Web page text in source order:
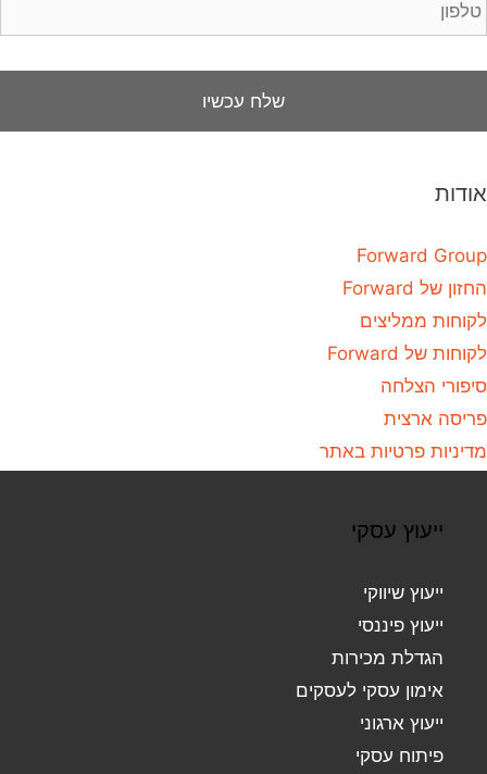
אודות
Forward Group
החזון של Forward
לקוחות ממליצים
לקוחות של Forward
סיפורי הצלחה
פריסה ארצית
מדיניות פרטיות באתר
ייעוץ עסקי
ייעוץ שיווקי
ייעוץ פיננסי
הגדלת מכירות
אימון עסקי לעסקים
ייעוץ ארגוני
פיתוח עסקי